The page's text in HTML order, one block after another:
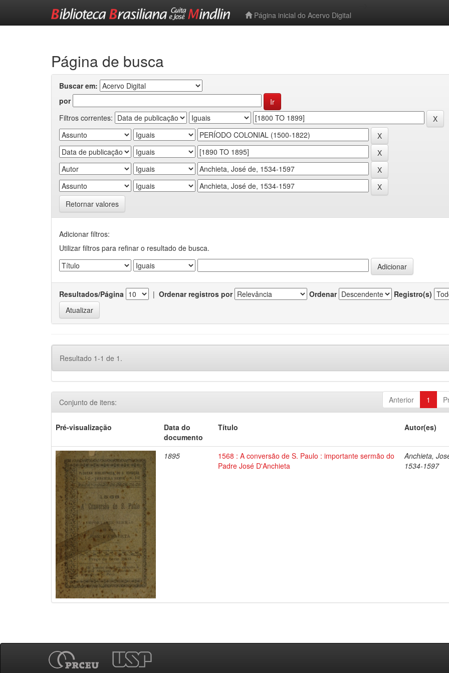
Página inicial do Acervo Digital
Página de busca
Buscar em:
por
Filtros correntes:
Retornar valores
Adicionar filtros:
Utilizar filtros para refinar o resultado de busca.
Resultados/Página | Ordenar registros por Ordenar Registro(s)
Resultado 1-1 de 1.
Anterior 1
Conjunto de itens:
Pré-visualização
Data do
documento
Título Autor(es)
1895
1568 : A conversão de S. Paulo : importante sermão do
Padre José D'Anchieta
Anchieta,
1534-1597